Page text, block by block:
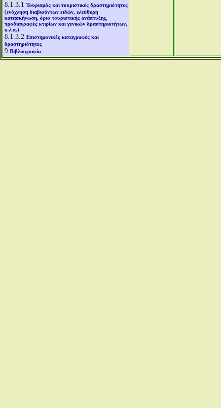
8.1.3.1 Τουρισμός και τουριστικές δραστηριότητες
(ενόχληση διαβιούντων ειδών, ελεύθερη
κατασκήνωση, όριο τουριστικής ανάπτυξης,
προδιαγραφές κτιρίων και γενικών δραστηριοτήτων,
κ.λ.π.)
8.1.3.2 Επιστημονικές καταγραφές και
δραστηριότητες
9 Βιβλιογραφία